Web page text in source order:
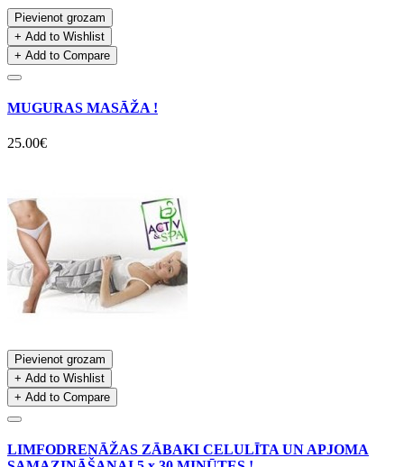
Pievienot grozam
+ Add to Wishlist
+ Add to Compare
MUGURAS MASĀŽA !
25.00€
Pievienot grozam
+ Add to Wishlist
+ Add to Compare
LIMFODRENĀŽAS ZĀBAKI CELULĪTA UN APJOMA